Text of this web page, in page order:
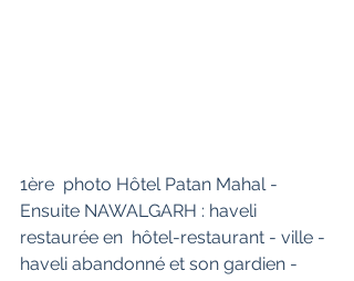
1ère  photo Hôtel Patan Mahal -
Ensuite NAWALGARH : haveli
restaurée en  hôtel-restaurant - ville -
haveli abandonné et son gardien -